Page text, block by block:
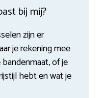
bij mij?
zijn er
je rekening mee
of je
hebt en wat je